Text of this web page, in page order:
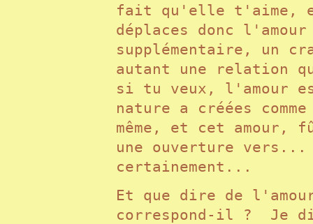
fait qu'elle t'aime,
déplaces donc
supplémentaire, un
autant une relation
si tu veux, l'amour
nature a créées
même, et cet
une ouverture
certainement...
Et que dire de
correspond-il ? Je